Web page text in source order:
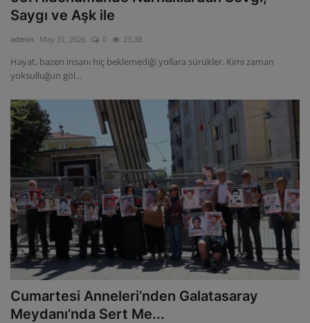
Saygı ve Aşk ile
admin May 31, 2026 0 23.3B
Hayat, bazen insanı hiç beklemediği yollara sürükler. Kimi zaman
yoksulluğun göl...
Cumartesi Anneleri’nden Galatasaray
Meydanı’nda Sert Me...